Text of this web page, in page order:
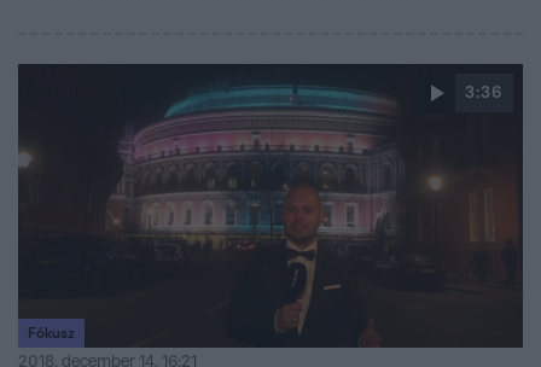
3:36
Fókusz
2018. december 14. 16:21